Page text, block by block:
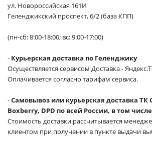
ул. Новороссийская 161И
Геленджикский проспект, 6/2 (база КПП)
(пн-сб: 8:00-18:00; вс: 9:00-17:00)
- Курьерская доставка по Геленджику
Осуществляется сервисом Доставка -
Оплачивается согласно тарифам сервиса.
-Самовывоз или курьерская доставка ТК
Boxberry, DPD по всей России, в том
Стоимость доставки рассчитывается
клиентом при получении в пункте выдачи